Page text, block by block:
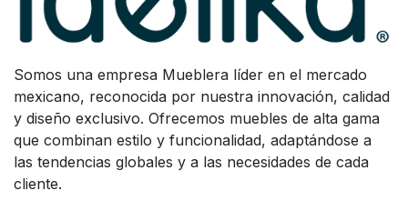
Somos una empresa Mueblera líder en el mercado
mexicano, reconocida por nuestra innovación, calidad
y diseño exclusivo. Ofrecemos muebles de alta gama
que combinan estilo y funcionalidad, adaptándose a
las tendencias globales y a las necesidades de cada
cliente.